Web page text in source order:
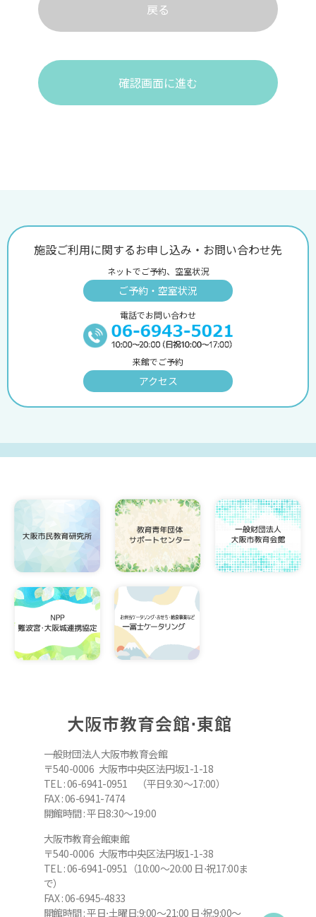
戻る
確認画面に進む
施設ご利用に関するお申し込み・お問い合わせ先
ネットでご予約、空室状況
ご予約・空室状況
電話でお問い合わせ
来館でご予約
アクセス
大阪市教育会館⋅東館
一般財団法人大阪市教育会館
〒540-0006 大阪市中央区法円坂1-1-18
TEL : 06-6941-0951 （平日9:30～17:00）
FAX : 06-6941-7474
開館時間 : 平日8:30～19:00
大阪市教育会館東館
〒540-0006 大阪市中央区法円坂1-1-38
TEL : 06-6941-0951（10:00～20:00 日⋅祝17:00ま
で）
FAX : 06-6945-4833
開館時間 : 平日⋅土曜日:9:00～21:00 日⋅祝:9:00～